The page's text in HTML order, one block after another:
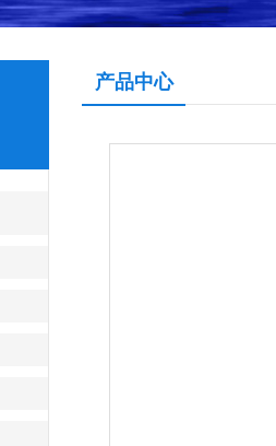
产品中心